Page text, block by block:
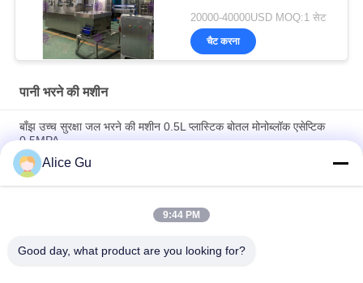
20000-40000USD MOQ:1 सेट
चैट करना
पानी भरने की मशीन
बाँझ उच्च सुरक्षा जल भरने की मशीन 0.5L प्लास्टिक बोतल मोनोब्लॉक एसेप्टिक
0.5MPA
प्लास्टिक की बोतल खनिज पानी के लिए कैपिंग मशीन भरने के लिए स्वत: 3-में -1
धोने
स्वचालित मोनोब्लॉक 6000बीपीएच बोतल इंटीग्रल 3-इन-1वॉशिंग-फाइलिंग-कैपिंग
Alice Gu
9:44 PM
Good day, what product are you looking for?